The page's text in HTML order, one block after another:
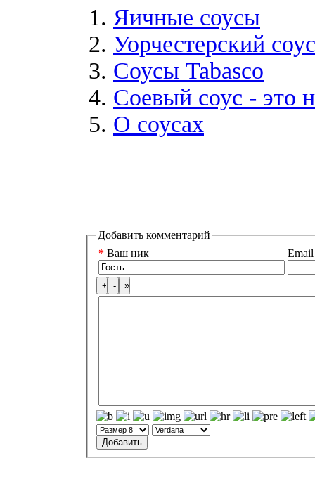
Яичные соусы
Уорчестерский
Соусы Tabasco
Соевый соус - это
О соусах
Добавить комментарий
* Ваш ник Email